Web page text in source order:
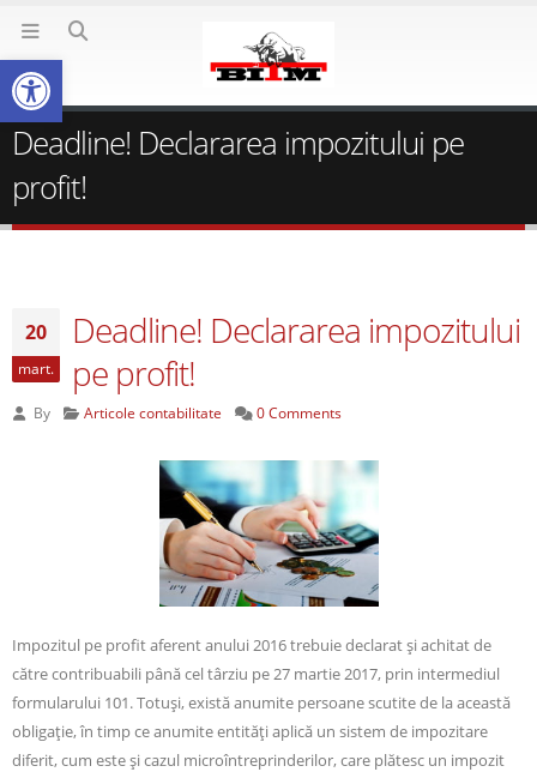
Deadline! Declararea impozitului pe
profit!
20
mart.
Deadline! Declararea impozitului
pe profit!
By Articole contabilitate 0 Comments
Impozitul pe profit aferent anului 2016 trebuie declarat și achitat de
către contribuabili până cel târziu pe 27 martie 2017, prin intermediul
formularului 101. Totuși, există anumite persoane scutite de la această
obligație, în timp ce anumite entități aplică un sistem de impozitare
diferit, cum este și cazul microîntreprinderilor, care plătesc un impozit
Deschide bara de unelte